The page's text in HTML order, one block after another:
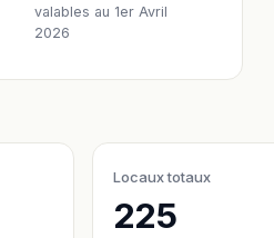
valables au 1er Avril
2026
Locaux totaux
225